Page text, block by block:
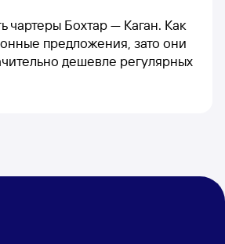
чартеры Бохтар — Каган. Как
предложения, зато они
дешевле регулярных